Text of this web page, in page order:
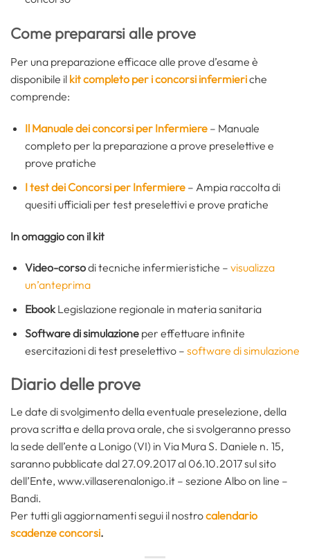
Come prepararsi alle prove
Per una preparazione efficace alle prove d’esame è
disponibile il kit completo per i concorsi infermieriche
comprende:
Il Manuale dei concorsi per Infermiere– Manuale
completo per la preparazione a prove preselettive e
prove pratiche
I test dei Concorsi per Infermiere– Ampia raccolta di
quesiti ufficiali per test preselettivi e prove pratiche
In omaggio con il kit
Video-corsodi tecniche infermieristiche – visualizza
un’anteprima
EbookLegislazione regionale in materia sanitaria
Software di simulazioneper effettuare infinite
esercitazioni di test preselettivo – software di simulazione
Diario delle prove
Le date di svolgimento della eventuale preselezione, della
prova scritta e della prova orale, che si svolgeranno presso
la sede dell’ente a Lonigo (VI) in Via Mura S. Daniele n. 15,
saranno pubblicate dal 27.09.2017 al 06.10.2017 sul sito
dell’Ente, www.villaserenalonigo.it – sezione Albo on line –
Bandi.
Per tutti gli aggiornamenti segui il nostrocalendario
scadenze concorsi.